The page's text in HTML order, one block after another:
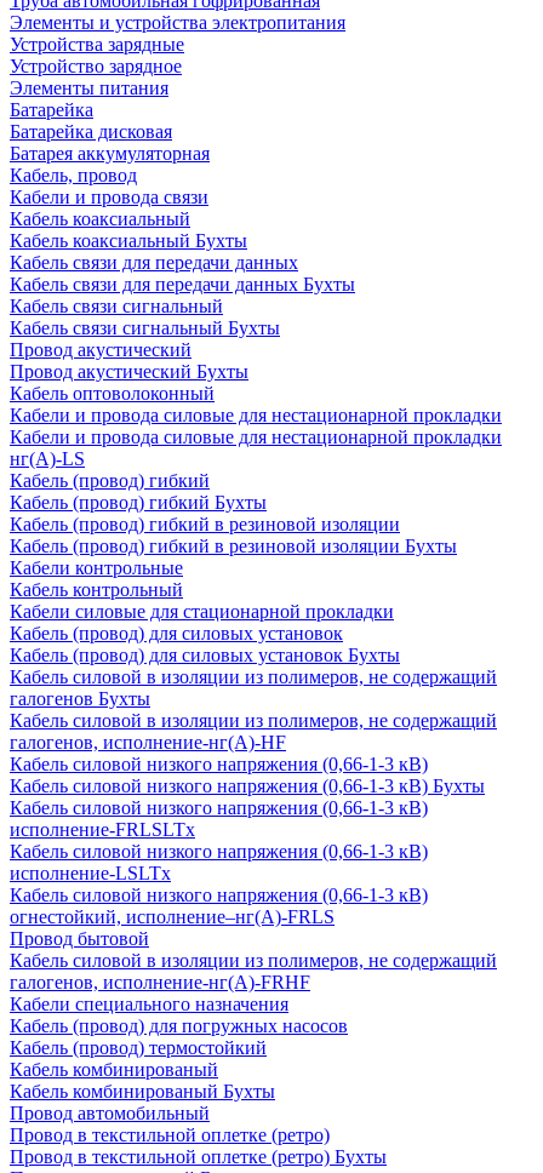
Элементы и устройства электропитания
Устройства зарядные
Устройство зарядное
Элементы питания
Батарейка
Батарейка дисковая
Батарея аккумуляторная
Кабель, провод
Кабели и провода связи
Кабель коаксиальный
Кабель коаксиальный Бухты
Кабель связи для передачи данных
Кабель связи для передачи данных Бухты
Кабель связи сигнальный
Кабель связи сигнальный Бухты
Провод акустический
Провод акустический Бухты
Кабель оптоволоконный
Кабели и провода силовые для нестационарной прокладки
Кабели и провода силовые для нестационарной прокладки
нг(А)-LS
Кабель (провод) гибкий
Кабель (провод) гибкий Бухты
Кабель (провод) гибкий в резиновой изоляции
Кабель (провод) гибкий в резиновой изоляции Бухты
Кабели контрольные
Кабель контрольный
Кабели силовые для стационарной прокладки
Кабель (провод) для силовых установок
Кабель (провод) для силовых установок Бухты
Кабель силовой в изоляции из полимеров, не содержащий
галогенов Бухты
Кабель силовой в изоляции из полимеров, не содержащий
галогенов, исполнение-нг(А)-HF
Кабель силовой низкого напряжения (0,66-1-3 кВ)
Кабель силовой низкого напряжения (0,66-1-3 кВ) Бухты
Кабель силовой низкого напряжения (0,66-1-3 кВ)
исполнение-FRLSLTx
Кабель силовой низкого напряжения (0,66-1-3 кВ)
исполнение-LSLTx
Кабель силовой низкого напряжения (0,66-1-3 кВ)
огнестойкий, исполнение–нг(А)-FRLS
Провод бытовой
Кабель силовой в изоляции из полимеров, не содержащий
галогенов, исполнение-нг(А)-FRHF
Кабели специального назначения
Кабель (провод) для погружных насосов
Кабель (провод) термостойкий
Кабель комбинированый
Кабель комбинированый Бухты
Провод автомобильный
Провод в текстильной оплетке (ретро)
Провод в текстильной оплетке (ретро) Бухты